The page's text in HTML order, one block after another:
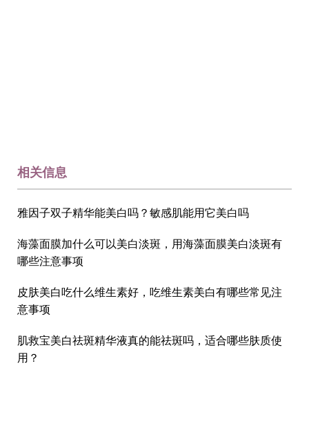
相关信息
雅因子双子精华能美白吗？敏感肌能用它美白吗
海藻面膜加什么可以美白淡斑，用海藻面膜美白淡斑有
哪些注意事项
皮肤美白吃什么维生素好，吃维生素美白有哪些常见注
意事项
肌救宝美白祛斑精华液真的能祛斑吗，适合哪些肤质使
用？